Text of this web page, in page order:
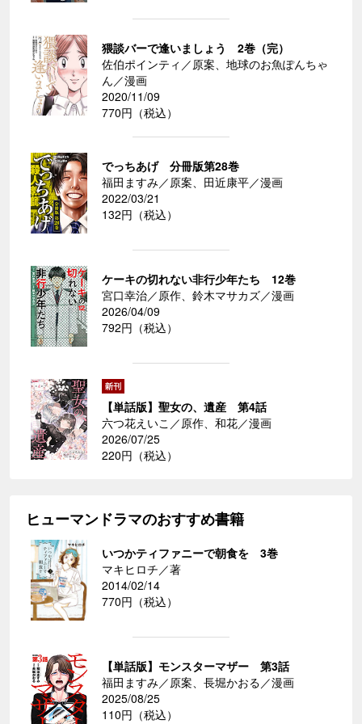
猥談バーで逢いましょう 2巻（完）
佐伯ポインティ／原案、地球のお魚ぽんちゃ
ん／漫画
2020/11/09
770円（税込）
でっちあげ 分冊版第28巻
福田ますみ／原案、田近康平／漫画
2022/03/21
132円（税込）
ケーキの切れない非行少年たち 12巻
宮口幸治／原作、鈴木マサカズ／漫画
2026/04/09
792円（税込）
【単話版】聖女の、遺産 第4話
六つ花えいこ／原作、和花／漫画
2026/07/25
220円（税込）
ヒューマンドラマのおすすめ書籍
いつかティファニーで朝食を 3巻
マキヒロチ／著
2014/02/14
770円（税込）
【単話版】モンスターマザー 第3話
福田ますみ／原案、長堀かおる／漫画
2025/08/25
110円（税込）